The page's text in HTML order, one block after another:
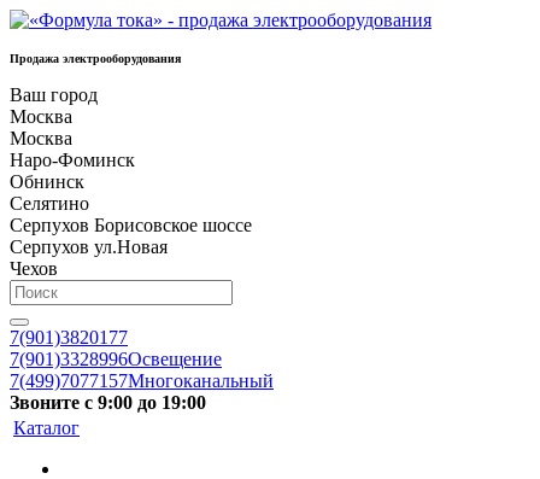
Продажа электрооборудования
Ваш город
Москва
Москва
Наро-Фоминск
Обнинск
Селятино
Серпухов Борисовское шоссе
Серпухов ул.Новая
Чехов
7(901)3820177
7(901)3328996Освещение
7(499)7077157Многоканальный
Звоните с 9:00 до 19:00
Каталог